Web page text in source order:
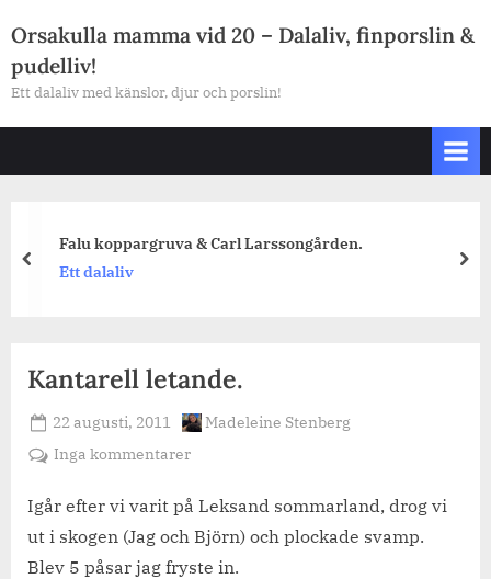
to
content
Orsakulla mamma vid 20 – Dalaliv, finporslin &
pudelliv!
Ett dalaliv med känslor, djur och porslin!
Falu koppargruva & Carl Larssongården.
Ett dalaliv
prev
Kantarell letande.
Posted
on
22 augusti, 2011 By
Madeleine Stenberg
Inga kommentarertill
letande.
Igår efter vi varit på Leksand sommarland, drog vi
ut i skogen (Jag och Björn) och plockade svamp.
Blev 5 påsar jag fryste in.